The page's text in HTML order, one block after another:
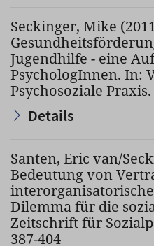
Seckinger, Mike
Jugendhilfe - eine
PsychologInnen. In:
Psychosoziale Praxis.
Details
Santen, Eric van/
Bedeutung von
Dilemma für die
Zeitschrift für
387-404